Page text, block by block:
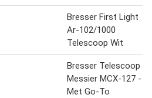
Bresser First Light
Ar-102/1000
Telescoop Wit
Bresser Telescoop -
Messier MCX-127 -
Met Go-To